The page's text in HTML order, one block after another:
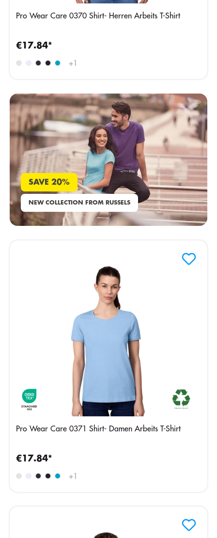
Pro Wear Care 0370 Shirt- Herren Arbeits T-Shirt
+1
€17.84*
SAVE 20%
NEW COLLECTION FROM RUSSELS
Pro Wear Care 0371 Shirt- Damen Arbeits T-Shirt
+1
€17.84*